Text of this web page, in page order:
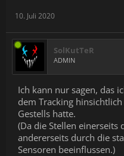
10. Juli 2020
SolKutTeR
ADMIN
Ich kann nur sagen, das
dem Tracking
Gestells hatte.
(Da die Stellen
andererseits durch die
Sensoren beeinflussen.)